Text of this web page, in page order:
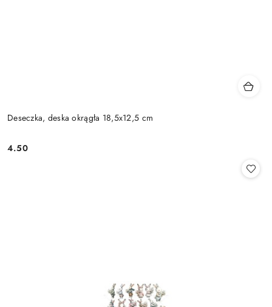
Deseczka, deska okrągła 18,5x12,5 cm
Cena:
4.50